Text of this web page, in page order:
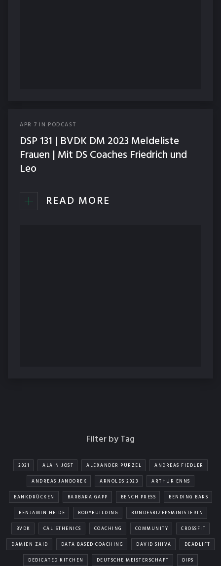
APR 7 IN PODCAST
DSP 131 | BVDK DM 2023 Meldeliste
Frauen | Mit DS Coaches Friedrich und
Leo
READ MORE
Filter by Tag
2021 ALAIN JOST ALEXANDER PÜRZEL ANDREAS FIEDLER
ANDREAS JANDOREK ARNOLDS 2023 ARTHUR ENNS
BANKDRÜCKEN BARBARA GAPP BENCH PRESS BENDING BARS
BENJAMIN HEIDE BODYBUILDING BUNDESBIZEPSMINISTERIN
BVDK CALISTHENICS COACHING COMMUNITY CROSSFIT
DAMIEN ZAID DATA BASED COACHING DAVID SHIVA DEADLIFT
DEDICATED KITCHEN DEUTSCHE MEISTERSCHAFT DIPS